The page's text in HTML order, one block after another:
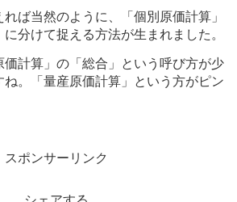
ば当然のように、「個別原価計算」
分けて捉える方法が生まれました。
価計算」の「総合」という呼び方が少
ね。「量産原価計算」という方がピン
スポンサーリンク